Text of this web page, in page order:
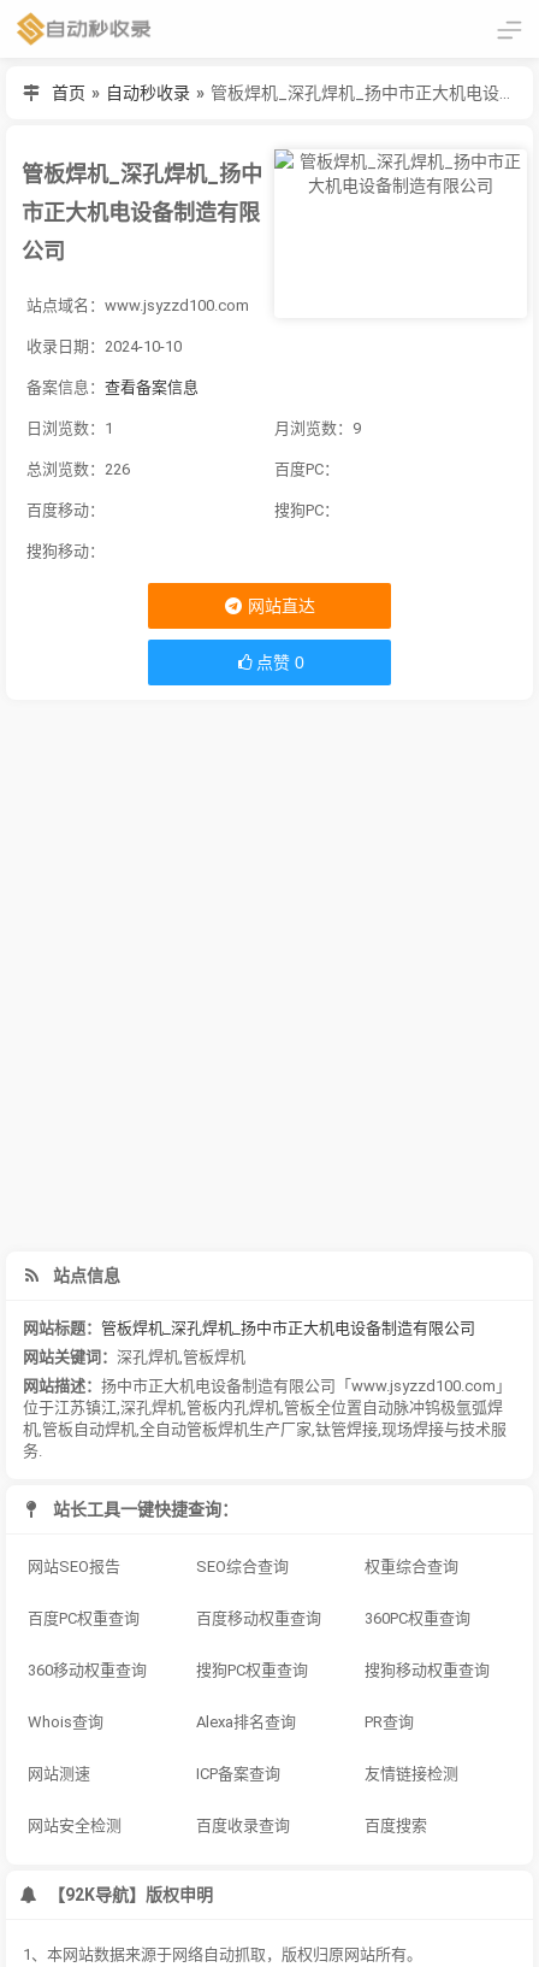
首页 » 自动秒收录 »
管板焊机_深孔焊机_扬中
市正大机电设备制造有限
公司
站点域名：www.jsyzzd100.com
收录日期：2024-10-10
备案信息： 查看备案信息
日浏览数：1 月浏览数：9
总浏览数：226 百度PC：
百度移动： 搜狗PC：
搜狗移动：
网站直达
点赞 0
站点信息
网站标题： 管板焊机_深孔焊机_扬中市正大机电设备制造有限公司
网站关键词： 深孔焊机 管板焊机
网站描述： 扬中市正大机电设备制造有限公司「www.jsyzzd100.com」
位于江苏镇江,深孔焊机,管板内孔焊机,管板全位置自动脉冲钨极氩弧焊
机,管板自动焊机,全自动管板焊机生产厂家,钛管焊接,现场焊接与技术服
务.
站长工具一键快捷查询：
网站SEO报告 SEO综合查询 权重综合查询
百度PC权重查询 百度移动权重查询 360PC权重查询
360移动权重查询 搜狗PC权重查询 搜狗移动权重查询
Whois查询 Alexa排名查询 PR查询
网站测速 ICP备案查询 友情链接检测
网站安全检测 百度收录查询 百度搜索
【92K导航】版权申明
1、本网站数据来源于网络自动抓取，版权归原网站所有。